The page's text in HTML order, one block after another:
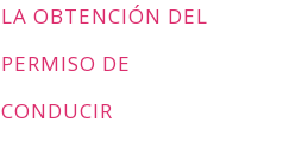
LA OBTENCIÓN DEL
PERMISO DE
CONDUCIR